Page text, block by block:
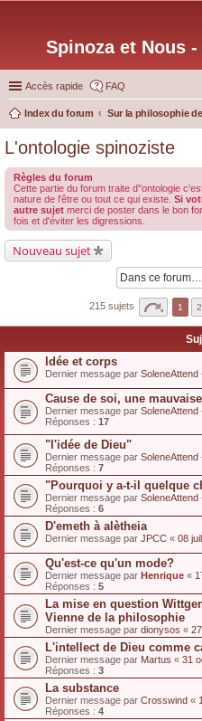
Spinoza et Nous
Accès rapide FAQ
Index du forum Sur la philosophie
L'ontologie spinoziste
Règles du forum
Cette partie du forum traite d''ontologie
nature de l'être ou tout ce qui existe. Si
autre sujet merci de poster dans le bon
fois et d'éviter les digressions.
Nouveau sujet
215 sujets 1 2
Idée et corps
Dernier message par SoleneAttend
Cause de soi, une
Dernier message par SoleneAttend
Réponses : 17
"l'idée de Dieu"
Dernier message par SoleneAttend
Réponses : 7
"Pourquoi y a-t-il quelque
Dernier message par SoleneAttend
Réponses : 6
D'emeth à alètheia
Dernier message par JPCC « 08
Qu'est-ce qu'un mode?
Dernier message par Henrique «
Réponses : 5
La mise en question
Vienne de la philosophie
Dernier message par dionysos «
L'intellect de Dieu comme
Dernier message par Martus « 31
Réponses : 3
La substance
Dernier message par Crosswind «
Réponses : 4